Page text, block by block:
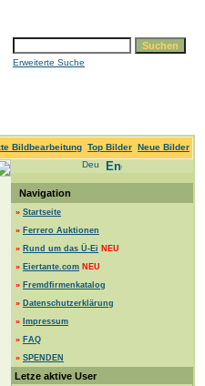
Erweiterte Suche
Bildbearbeitung Top Bilder Neue Bilder
Navigation
» Startseite
» Ferrero Auktionen
» Rund um das Ü-Ei NEU
» Eiertante.com NEU
» Fremdfirmenkatalog
» Datenschutzerklärung
» Impressum
» FAQ
» SPENDEN
Letze aktive User